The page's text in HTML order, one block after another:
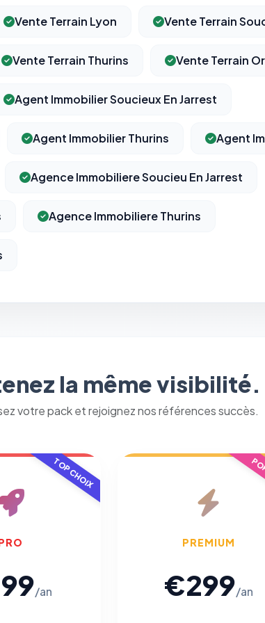
Vente Terrain Lyon Vente Terrain
Vente Terrain Thurins Vente Terrain
Agent Immobilier Soucieux En Jarrest
Agent Immobilier Thurins Agent
Agence Immobiliere Soucieu En Jarrest
Agence Immobiliere Thurins
la même visibilité.
votre pack et rejoignez nos références succès.
TOP CHOIX
/an
PREMIUM
€299/an